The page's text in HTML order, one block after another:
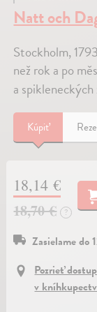
Natt och
Stockholm,
než rok a po
a
Kúpiť
18,14 €
18,70 €
?
Zasielame do
Pozrieť
v